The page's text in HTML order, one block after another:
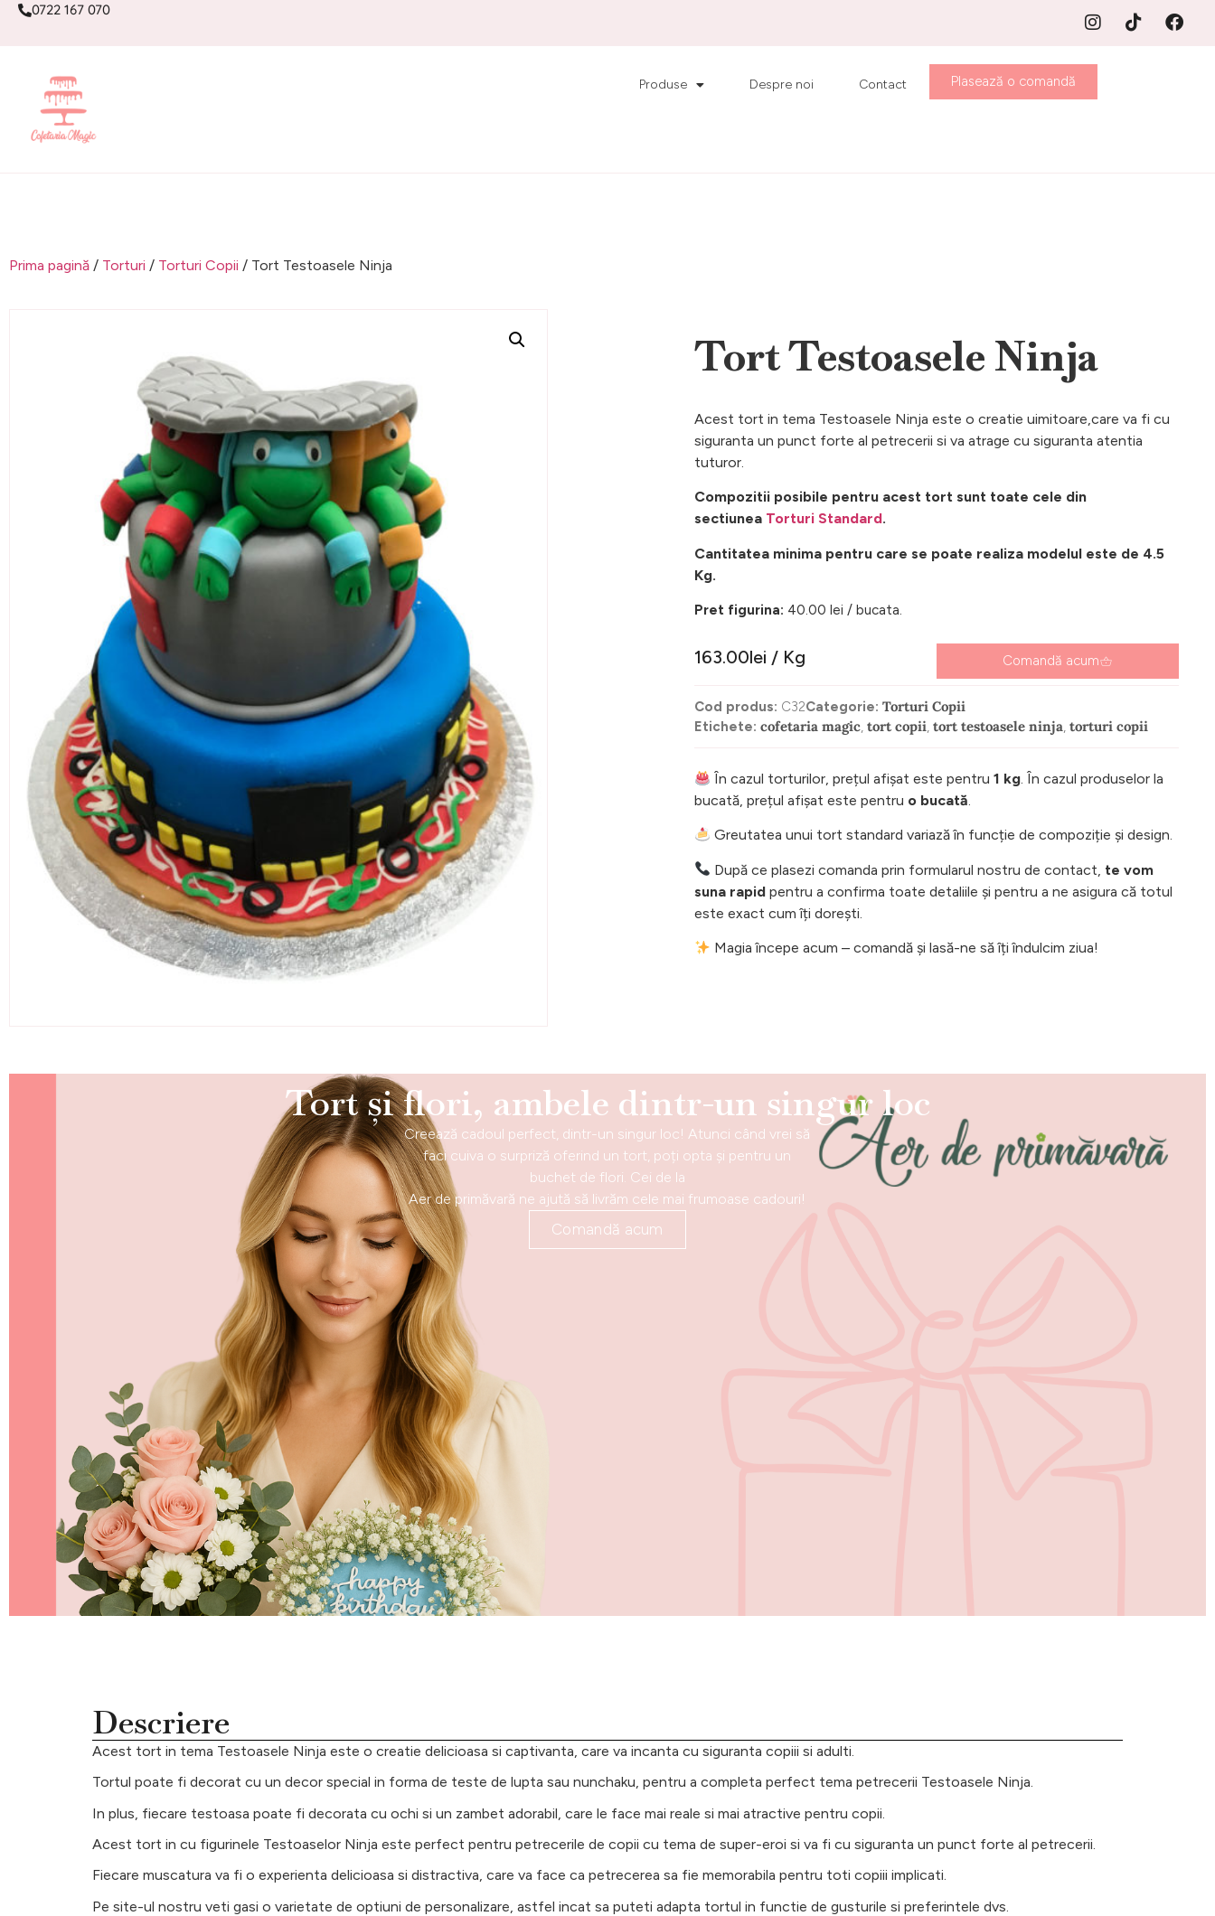
0722 167 070
Produse Despre noi Contact Plasează o comandă
Prima pagină / Torturi / Torturi Copii / Tort Testoasele Ninja
Tort Testoasele Ninja
Acest tort in tema Testoasele Ninja este o creatie uimitoare,care va fi cu
siguranta un punct forte al petrecerii si va atrage cu siguranta atentia
tuturor.
Compozitii posibile pentru acest tort sunt toate cele din
sectiunea Torturi Standard.
Cantitatea minima pentru care se poate realiza modelul este de 4.5
Kg.
Pret figurina: 40.00 lei / bucata.
163.00lei / Kg Comandă acum
Cod produs: C32Categorie: Torturi Copii
Etichete: cofetaria magic,tort copii,tort testoasele ninja,torturi copii
În cazul torturilor, prețul afișat este pentru1 kg. În cazul produselor la
bucată, prețul afișat este pentru o bucată.
Greutatea unui tort standard variază în funcție de compoziție și design.
După ce plasezi comanda prin formularul nostru de contact, te vom
suna rapid pentru a confirma toate detaliile și pentru a ne asigura că totul
este exact cum îți dorești.
Magia începe acum – comandă și lasă-ne să îți îndulcim ziua!
Tort și flori, ambele dintr-un singur loc
Creează cadoul perfect, dintr-un singur loc! Atunci când vrei să
faci cuiva o surpriză oferind un tort, poți opta și pentru un
buchet de flori. Cei de la
Aer de primăvară ne ajută să livrăm cele mai frumoase cadouri!
Comandă acum
Descriere
Acest tort in tema Testoasele Ninja este o creatie delicioasa si captivanta, care va incanta cu siguranta copiii si adulti.
Tortul poate fi decorat cu un decor special in forma de teste de lupta sau nunchaku, pentru a completa perfect tema petrecerii Testoasele Ninja.
In plus, fiecare testoasa poate fi decorata cu ochi si un zambet adorabil, care le face mai reale si mai atractive pentru copii.
Acest tort in cu figurinele Testoaselor Ninja este perfect pentru petrecerile de copii cu tema de super-eroi si va fi cu siguranta un punct forte al petrecerii.
Fiecare muscatura va fi o experienta delicioasa si distractiva, care va face ca petrecerea sa fie memorabila pentru toti copiii implicati.
Pe site-ul nostru veti gasi o varietate de optiuni de personalizare, astfel incat sa puteti adapta tortul in functie de gusturile si preferintele dvs.